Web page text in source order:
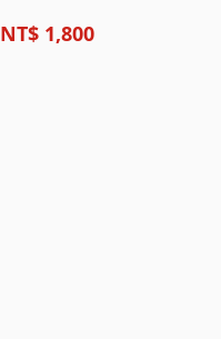
NT$ 1,800